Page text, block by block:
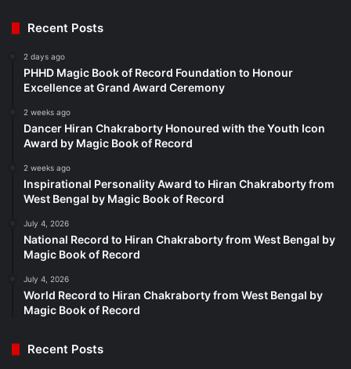
Recent Posts
2 days ago
PHHD Magic Book of Record Foundation to Honour
Excellence at Grand Award Ceremony
2 weeks ago
Dancer Hiran Chakraborty Honoured with the Youth Icon
Award by Magic Book of Record
2 weeks ago
Inspirational Personality Award to Hiran Chakraborty from
West Bengal by Magic Book of Record
July 4, 2026
National Record to Hiran Chakraborty from West Bengal by
Magic Book of Record
July 4, 2026
World Record to Hiran Chakraborty from West Bengal by
Magic Book of Record
Recent Posts